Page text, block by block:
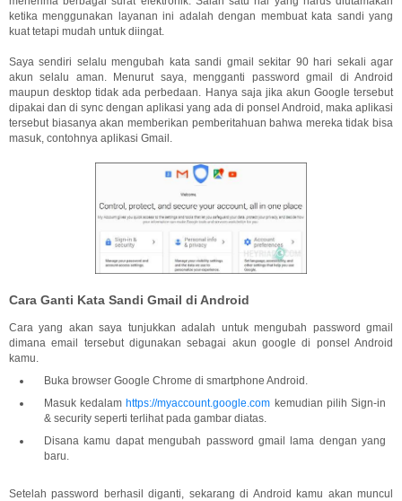
ketika menggunakan layanan ini adalah dengan membuat kata sandi yang
kuat tetapi mudah untuk diingat.
Saya sendiri selalu mengubah kata sandi gmail sekitar 90 hari sekali agar
akun selalu aman. Menurut saya, mengganti password gmail di Android
maupun desktop tidak ada perbedaan. Hanya saja jika akun Google tersebut
dipakai dan di sync dengan aplikasi yang ada di ponsel Android, maka aplikasi
tersebut biasanya akan memberikan pemberitahuan bahwa mereka tidak bisa
masuk, contohnya aplikasi Gmail.
Cara Ganti Kata Sandi Gmail di Android
Cara yang akan saya tunjukkan adalah untuk mengubah password gmail
dimana email tersebut digunakan sebagai akun google di ponsel Android
kamu.
Buka browser Google Chrome di smartphone Android.
Masuk kedalamhttps://myaccount.google.com kemudian pilih Sign-in
& security seperti terlihat pada gambar diatas.
Disana kamu dapat mengubah password gmail lama dengan yang
baru.
Setelah password berhasil diganti, sekarang di Android kamu akan muncul